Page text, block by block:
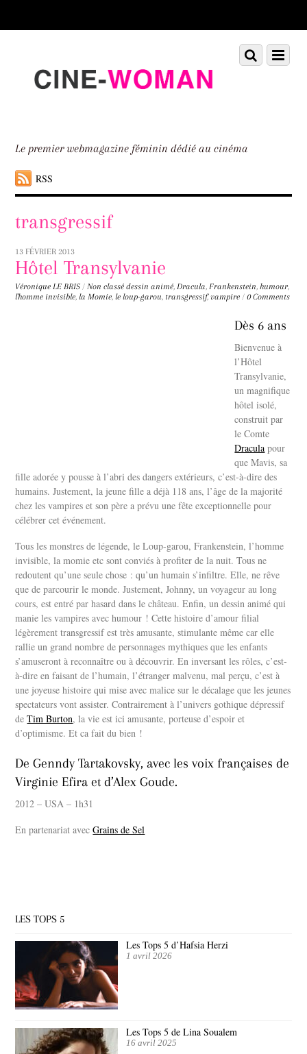
down
Le premier webmagazine féminin dédié au cinéma
RSS
Menu
Scroll
down
transgressif
13 FÉVRIER 2013
Hôtel Transylvanie
Véronique LE BRIS / Non classé dessin animé,Dracula,Frankenstein,humour,
l'homme invisible,la Momie,le loup-garou, transgressif,vampire / 0 Comments
Dès 6 ans
Bienvenue à
l’Hôtel
Transylvanie,
un magnifique
hôtel isolé,
construit par
le Comte
Dracula pour
que Mavis, sa
fille adorée y pousse à l’abri des dangers extérieurs, c’est-à-dire des
humains. Justement, la jeune fille a déjà 118 ans, l’âge de la majorité
chez les vampires et son père a prévu une fête exceptionnelle pour
célébrer cet événement.
Tous les monstres de légende, le Loup-garou, Frankenstein, l’homme
invisible, la momie etc sont conviés à profiter de la nuit. Tous ne
redoutent qu’une seule chose : qu’un humain s’infiltre. Elle, ne rêve
que de parcourir le monde. Justement, Johnny, un voyageur au long
cours, est entré par hasard dans le château. Enfin, un dessin animé qui
manie les vampires avec humour ! Cette histoire d’amour filial
légèrement transgressif est très amusante, stimulante même car elle
rallie un grand nombre de personnages mythiques que les enfants
s’amuseront à reconnaître ou à découvrir. En inversant les rôles, c’est-
à-dire en faisant de l’humain, l’étranger malvenu, mal perçu, c’est à
une joyeuse histoire qui mise avec malice sur le décalage que les jeunes
spectateurs vont assister. Contrairement à l’univers gothique dépressif
deTim Burton, la vie est ici amusante, porteuse d’espoir et
d’optimisme. Et ca fait du bien !
De Genndy Tartakovsky, avec les voix françaises de
Virginie Efira et d’Alex Goude.
2012 – USA – 1h31
En partenariat avecGrains de Sel
LES TOPS 5
Les Tops 5 d’Hafsia Herzi
1 avril 2026
Les Tops 5 de Lina Soualem
16 avril 2025